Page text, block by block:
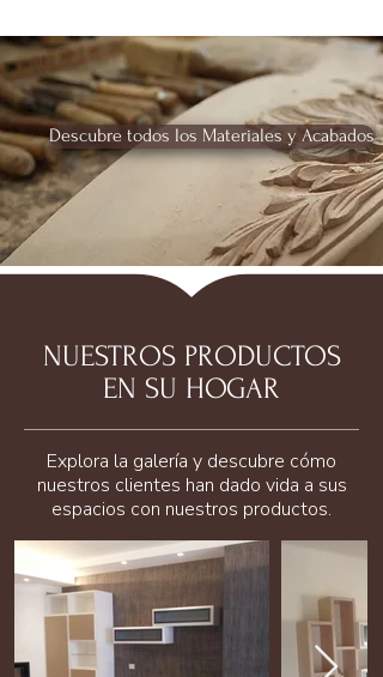
Descubre todos los Materiales y Acabados
NUESTROS PRODUCTOS
EN SU HOGAR
Explora la galería y descubre cómo
nuestros clientes han dado vida a sus
espacios con nuestros productos.